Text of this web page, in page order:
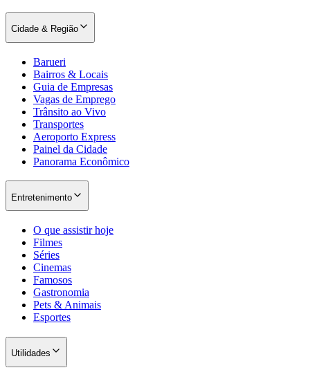
Cidade & Região
Barueri
Bairros & Locais
Guia de Empresas
Vagas de Emprego
Trânsito ao Vivo
Transportes
Aeroporto Express
Painel da Cidade
Panorama Econômico
Entretenimento
O que assistir hoje
Filmes
Séries
Cinemas
Famosos
Gastronomia
Pets & Animais
Esportes
Utilidades